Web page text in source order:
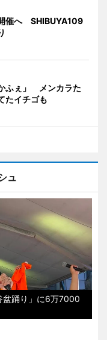
催へ SHIBUYA109
ふぇ」 メンカラた
たイチゴも
ュ
盆踊り」に6万7000